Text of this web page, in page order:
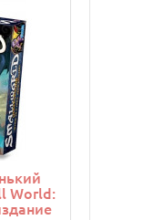
World: